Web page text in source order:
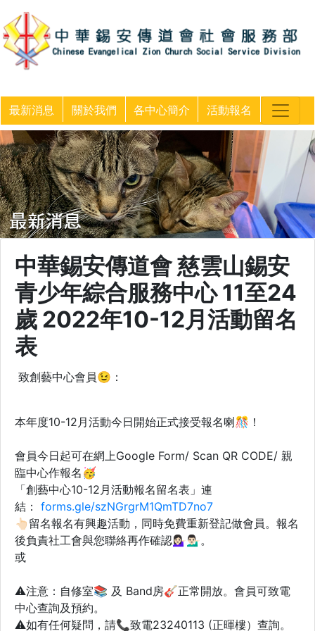
最新消息 關於我們 各中心簡介 活動報名
中華錫安傳道會 慈雲山錫安
青少年綜合服務中心 11至24
歲 2022年10-12月活動留名
表
致創藝中心會員😉：
本年度10-12月活動今日開始正式接受報名喇🎊！
會員今日起可在網上Google Form/ Scan QR CODE/ 親
臨中心作報名🥳
「創藝中心10-12月活動報名留名表」連
結： forms.gle/szNGrgrM1QmTD7no7
👆🏻留名報名有興趣活動，同時免費重新登記做會員。報名
後負責社工會與您聯絡再作確認💁🏻‍♀️💁🏻‍♂️。
或
⚠️注意：自修室📚 及 Band房🎸正常開放。會員可致電
中心查詢及預約。
⚠️如有任何疑問，請📞致電23240113 (正暉樓）查詢。